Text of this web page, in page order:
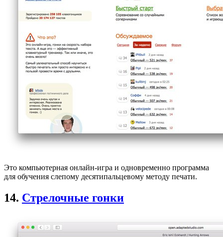
Это компьютерная онлайн-игра и одновременно программа
для обучения слепому десятипальцевому методу печати.
14. Стрелочные гонки